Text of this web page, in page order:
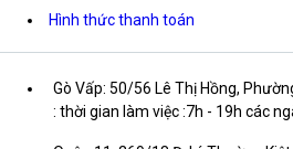
Hình thức thanh toán
Gò Vấp: 50/56 Lê Thị Hồng,
: thời gian làm việc :7h - 19h các